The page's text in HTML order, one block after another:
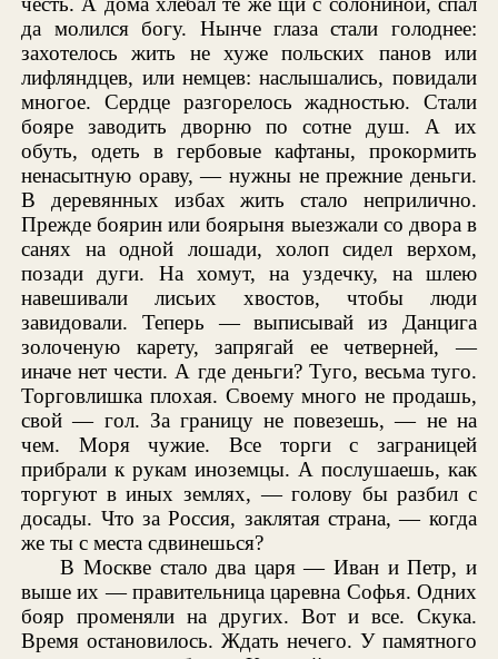
да молился богу. Нынче глаза стали голоднее:
захотелось жить не хуже польских панов или
лифляндцев, или немцев: наслышались, повидали
многое. Сердце разгорелось жадностью. Стали
бояре заводить дворню по сотне душ. А их
обуть, одеть в гербовые кафтаны, прокормить
ненасытную ораву, — нужны не прежние деньги.
В деревянных избах жить стало неприлично.
Прежде боярин или боярыня выезжали со двора в
санях на одной лошади, холоп сидел верхом,
позади дуги. На хомут, на уздечку, на шлею
навешивали лисьих хвостов, чтобы люди
завидовали. Теперь — выписывай из Данцига
золоченую карету, запрягай ее четверней, —
иначе нет чести. А где деньги? Туго, весьма туго.
Торговлишка плохая. Своему много не продашь,
свой — гол. За границу не повезешь, — не на
чем. Моря чужие. Все торги с заграницей
прибрали к рукам иноземцы. А послушаешь, как
торгуют в иных землях, — голову бы разбил с
досады. Что за Россия, заклятая страна, — когда
же ты с места сдвинешься?
В Москве стало два царя — Иван и Петр, и
выше их — правительница царевна Софья. Одних
бояр променяли на других. Вот и все. Скука.
Время остановилось. Ждать нечего. У памятного